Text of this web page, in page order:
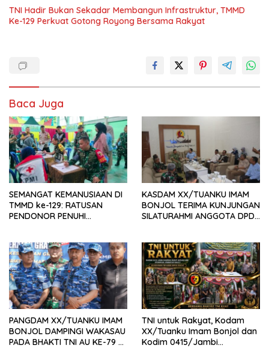
TNI Hadir Bukan Sekadar Membangun Infrastruktur, TMMD
Ke-129 Perkuat Gotong Royong Bersama Rakyat
Baca Juga
SEMANGAT KEMANUSIAAN DI
TMMD ke-129: RATUSAN
PENDONOR PENUHI
KASDAM XX/TUANKU IMAM
BONJOL TERIMA KUNJUNGAN
SILATURAHMI ANGGOTA DPD
PANGDAM XX/TUANKU IMAM
BONJOL DAMPINGI WAKASAU
PADA BHAKTI TNI AU KE-79 DI
TNI untuk Rakyat, Kodam
XX/Tuanku Imam Bonjol dan
Kodim 0415/Jambi